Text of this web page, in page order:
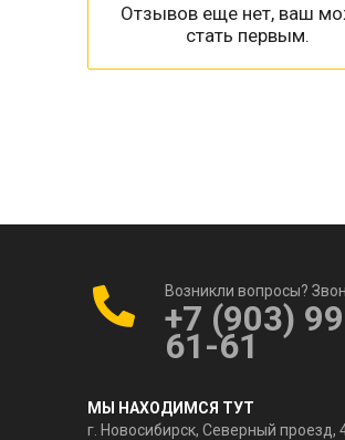
Отзывов еще нет, ваш
стать первым.
Возникли вопросы?
+7 (903)
61-61
МЫ НАХОДИМСЯ ТУТ
г. Новосибирск, Северный проезд,